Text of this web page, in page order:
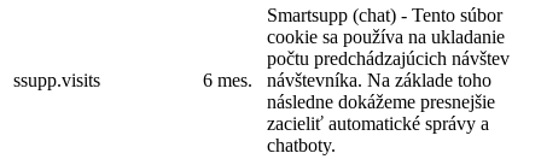
ssupp.visits 6 mes.
Smartsupp (chat) - Tento súbor
cookie sa používa na ukladanie
počtu predchádzajúcich návštev
návštevníka. Na základe toho
následne dokážeme presnejšie
zacieliť automatické správy a
chatboty.